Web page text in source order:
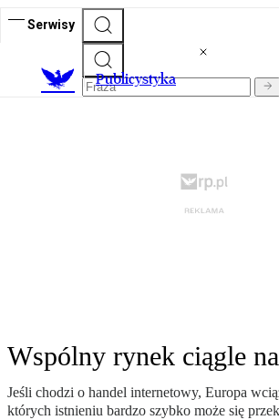
Serwisy
Publicystyka
Wspólny rynek ciągle
Jeśli chodzi o handel internetowy, Europa
których istnieniu bardzo szybko może się